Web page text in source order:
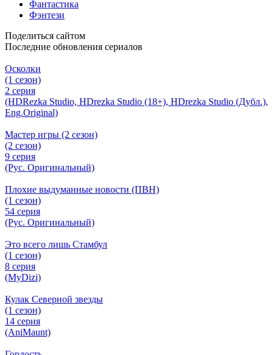
Фантастика
Фэнтези
Поделиться сайтом
Последние обновления сериалов
Осколки
(1 сезон)
2 серия
(HDRezka Studio, HDrezka Studio (18+), HDrezka Studio (Дубл.),
Eng.Original)
Мастер игры (2 сезон)
(2 сезон)
9 серия
(Рус. Оригинальный)
Плохие выдуманные новости (ПВН)
(1 сезон)
54 серия
(Рус. Оригинальный)
Это всего лишь Стамбул
(1 сезон)
8 серия
(MyDizi)
Кулак Северной звезды
(1 сезон)
14 серия
(AniMaunt)